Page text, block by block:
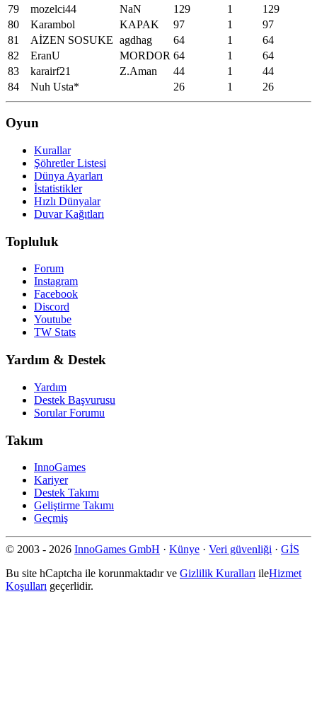
79
mozelci44 NaN 129 1
129
80
Karambol KAPAK 97 1
97
81
AİZEN SOSUKE agdhag 64 1
64
82
EranU MORDOR 64 1
64
83
karairf21 Z.Aman 44 1
44
84
Nuh Usta* 26 1 26
Oyun
Kurallar
Şöhretler Listesi
Dünya Ayarları
İstatistikler
Hızlı Dünyalar
Duvar Kağıtları
Topluluk
Forum
Instagram
Facebook
Discord
Youtube
TW Stats
Yardım & Destek
Yardım
Destek Başvurusu
Sorular Forumu
Takım
InnoGames
Kariyer
Destek Takımı
Geliştirme Takımı
Geçmiş
© 2003 - 2026 InnoGames GmbH · Künye · Veri güvenliği · GİS
Bu site hCaptcha ile korunmaktadır ve Gizlilik Kuralları ileHizmet
Koşulları geçerlidir.